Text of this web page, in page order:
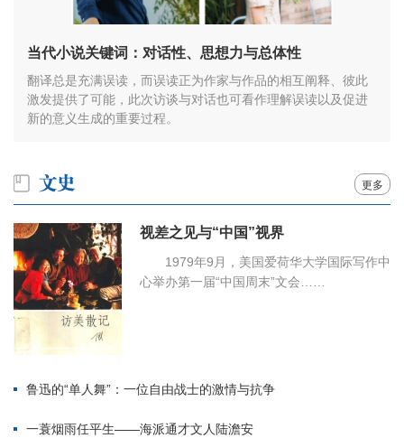
当代小说关键词：对话性、思想力与总体性
翻译总是充满误读，而误读正为作家与作品的相互阐释、彼此
激发提供了可能，此次访谈与对话也可看作理解误读以及促进
新的意义生成的重要过程。
更多
视差之见与“中国”视界
1979年9月，美国爱荷华大学国际写作中
心举办第一届“中国周末”文会……
鲁迅的“单人舞”：一位自由战士的激情与抗争
一蓑烟雨任平生——海派通才文人陆澹安